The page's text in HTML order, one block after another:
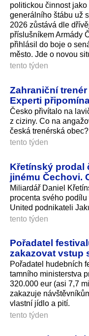
politickou činnost
generálního štábu už
2026 zůstává dle
příslušníkem Armády
přihlásil do boje o
město. Jde o novou
tento týden
Zahraniční
Experti
Česko přivítalo na
z ciziny. Co na
česká trenérská obec?
tento týden
Křetínský prodal
jinému Čechovi.
Miliardář Daniel
procenta svého
United podnikateli
tento týden
Pořadatel
zakazovat vstup
Pořadatel hudebních
tamního ministerstva
320.000 eur (asi 7,7
zakazuje
vlastní jídlo a pití.
tento týden